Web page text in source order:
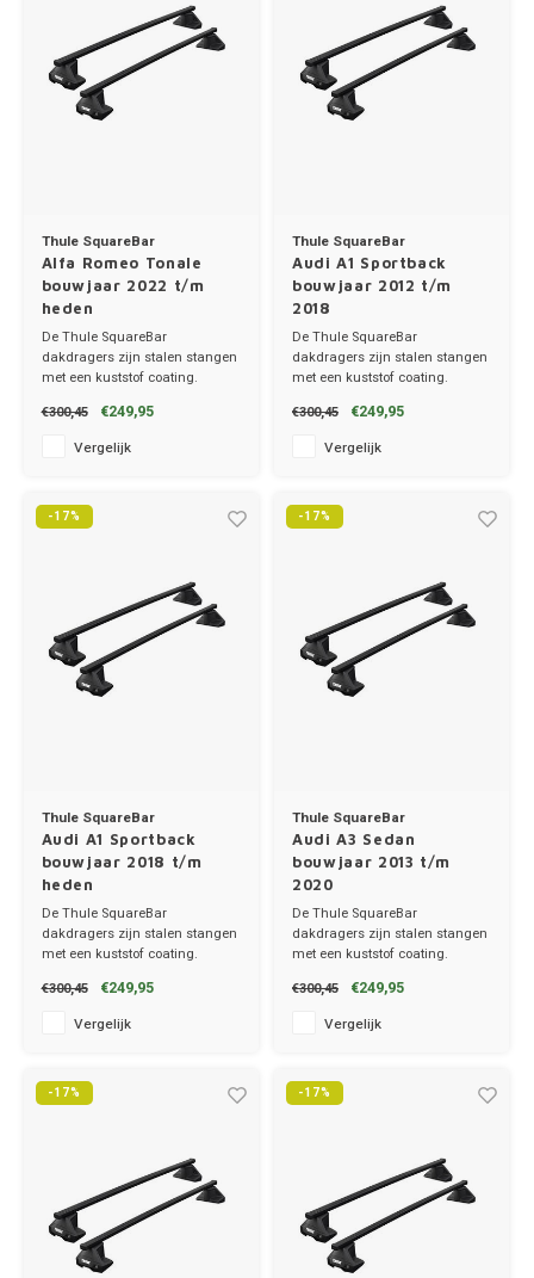
Thule SquareBar
Alfa Romeo Tonale
bouwjaar 2022 t/m
heden
De Thule SquareBar
dakdragers zijn stalen stangen
met een kuststof coating.
✔ stang breedte 3.2cm
€300,45 €249,95
Vergelijk
Thule SquareBar
Audi A1 Sportback
bouwjaar 2012 t/m
2018
De Thule SquareBar
dakdragers zijn stalen stangen
met een kuststof coating.
✔ stang breedte 3.2cm
€300,45 €249,95
Vergelijk
-17%
Thule SquareBar
Audi A1 Sportback
bouwjaar 2018 t/m
heden
De Thule SquareBar
dakdragers zijn stalen stangen
met een kuststof coating.
✔ stang breedte 3.2cm
€300,45 €249,95
Vergelijk
-17%
Thule SquareBar
Audi A3 Sedan
bouwjaar 2013 t/m
2020
De Thule SquareBar
dakdragers zijn stalen stangen
met een kuststof coating.
✔ stang breedte 3.2cm
€300,45 €249,95
Vergelijk
-17% -17%